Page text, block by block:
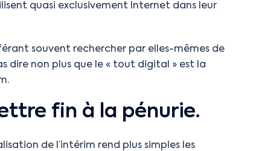
quasi exclusivement Internet dans leur
souvent rechercher par elles-mêmes de
dire non plus que le « tout digital » est la
fin à la pénurie.
de l’intérim rend plus simples les